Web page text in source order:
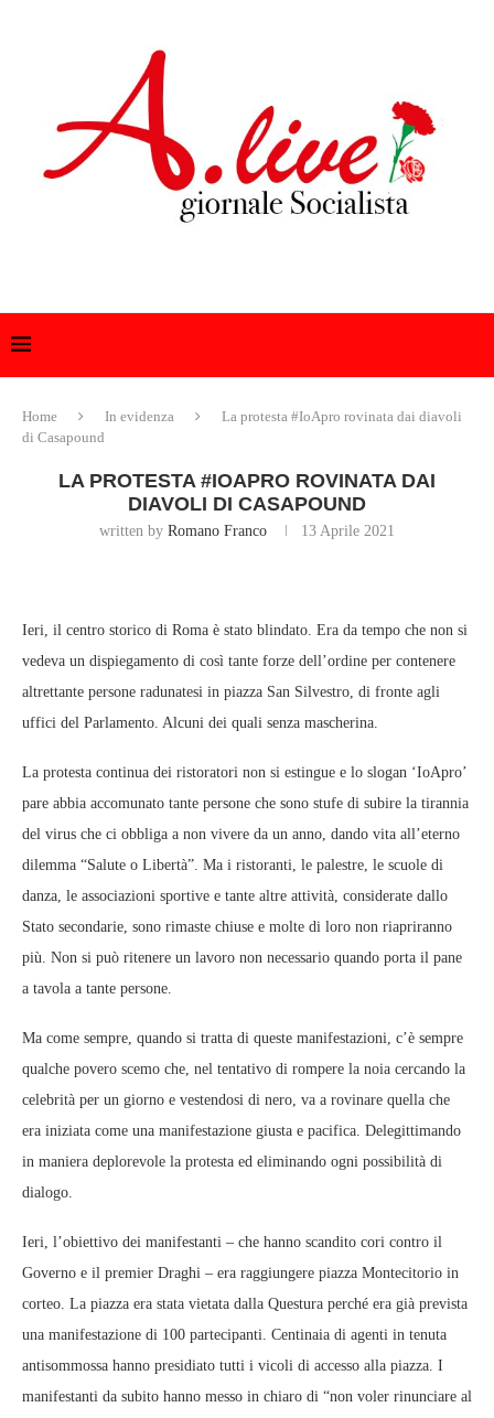
Home In evidenza
La protesta #IoApro rovinata dai diavoli
di Casapound
LA PROTESTA #IOAPRO ROVINATA DAI
DIAVOLI DI CASAPOUND
written by Romano Franco 13 Aprile 2021
Ieri, il centro storico di Roma è stato blindato. Era da tempo che non si
vedeva un dispiegamento di così tante forze dell’ordine per contenere
altrettante persone radunatesi in piazza San Silvestro, di fronte agli
uffici del Parlamento. Alcuni dei quali senza mascherina.
La protesta continua dei ristoratori non si estingue e lo slogan ‘IoApro’
pare abbia accomunato tante persone che sono stufe di subire la tirannia
del virus che ci obbliga a non vivere da un anno, dando vita all’eterno
dilemma “Salute o Libertà”. Ma i ristoranti, le palestre, le scuole di
danza, le associazioni sportive e tante altre attività, considerate dallo
Stato secondarie, sono rimaste chiuse e molte di loro non riapriranno
più. Non si può ritenere un lavoro non necessario quando porta il pane
a tavola a tante persone.
Ma come sempre, quando si tratta di queste manifestazioni, c’è sempre
qualche povero scemo che, nel tentativo di rompere la noia cercando la
celebrità per un giorno e vestendosi di nero, va a rovinare quella che
era iniziata come una manifestazione giusta e pacifica. Delegittimando
in maniera deplorevole la protesta ed eliminando ogni possibilità di
dialogo.
Ieri, l’obiettivo dei manifestanti – che hanno scandito cori contro il
Governo e il premier Draghi – era raggiungere piazza Montecitorio in
corteo. La piazza era stata vietata dalla Questura perché era già prevista
una manifestazione di 100 partecipanti. Centinaia di agenti in tenuta
antisommossa hanno presidiato tutti i vicoli di accesso alla piazza. I
manifestanti da subito hanno messo in chiaro di “non voler rinunciare al